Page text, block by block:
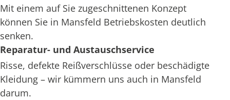
Mit einem auf Sie zugeschnittenen Konzept
können Sie in Mansfeld Betriebskosten deutlich
senken.
Reparatur- und Austauschservice
Risse, defekte Reißverschlüsse oder beschädigte
Kleidung – wir kümmern uns auch in Mansfeld
darum.